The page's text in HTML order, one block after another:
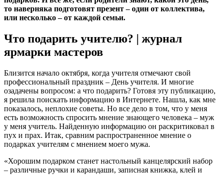
то наверняка подготовят презент – один от коллектива,
или несколько – от каждой семьи.
Что подарить учителю? | журнал
ярмарки мастеров
Близится начало октября, когда учителя отмечают свой
профессиональный праздник – День учителя. И многие
озадачены вопросом: а что подарить? Готовя эту публикацию,
я решила поискать информацию в Интернете. Нашла, как мне
показалось, неплохие советы. Но все дело в том, что у меня
есть возможность спросить мнение знающего человека – муж
у меня учитель. Найденную информацию он раскритиковал в
пух и прах. Итак, сравним распространенное мнение о
подарках учителям с мнением моего мужа.
«Хорошим подарком станет настольный канцелярский набор
– различные ручки и карандаши, записная книжка, клей и